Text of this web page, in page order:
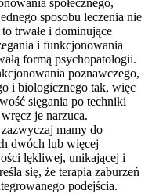
społecznego,
sposobu leczenia nie
trwałe i dominujące
i funkcjonowania
formą psychopatologii.
poznawczego,
i biologicznego tak, więc
sięgania po techniki
je narzuca.
mamy do
dwóch lub więcej
lękliwej, unikającej i
się, że terapia zaburzeń
podejścia.